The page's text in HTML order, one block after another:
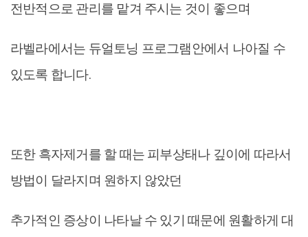
전반적으로 관리를 맡겨 주시는 것이 좋으며
라벨라에서는 듀얼토닝 프로그램안에서 나아질 수
있도록 합니다.
또한 흑자제거를 할 때는 피부상태나 깊이에 따라서
방법이 달라지며 원하지 않았던
추가적인 증상이 나타날 수 있기 때문에 원활하게 대